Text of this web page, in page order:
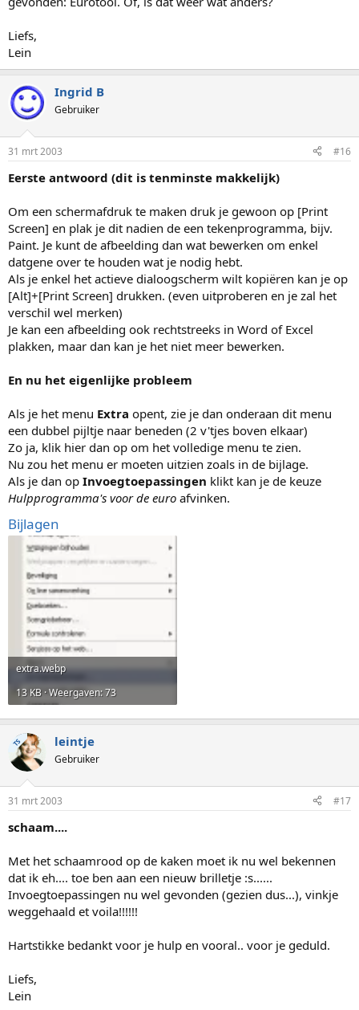
Liefs,
Lein
Ingrid B
Gebruiker
31 mrt 2003 #16
Eerste antwoord (dit is tenminste makkelijk)
Om een schermafdruk te maken druk je gewoon op [Print
Screen] en plak je dit nadien de een tekenprogramma, bijv.
Paint. Je kunt de afbeelding dan wat bewerken om enkel
datgene over te houden wat je nodig hebt.
Als je enkel het actieve dialoogscherm wilt kopiëren kan je op
[Alt]+[Print Screen] drukken. (even uitproberen en je zal het
verschil wel merken)
Je kan een afbeelding ook rechtstreeks in Word of Excel
plakken, maar dan kan je het niet meer bewerken.
En nu het eigenlijke probleem
Als je het menu Extra opent, zie je dan onderaan dit menu
een dubbel pijltje naar beneden (2 v'tjes boven elkaar)
Zo ja, klik hier dan op om het volledige menu te zien.
Nu zou het menu er moeten uitzien zoals in de bijlage.
Als je dan op Invoegtoepassingen klikt kan je de keuze
Hulpprogramma's voor de euro afvinken.
Bijlagen
extra.webp
13 KB · Weergaven: 73
TS leintje
Gebruiker
31 mrt 2003 #17
schaam....
Met het schaamrood op de kaken moet ik nu wel bekennen
dat ik eh.... toe ben aan een nieuw brilletje :s......
Invoegtoepassingen nu wel gevonden (gezien dus...), vinkje
weggehaald et voila!!!!!!
Hartstikke bedankt voor je hulp en vooral.. voor je geduld.
Liefs,
Lein